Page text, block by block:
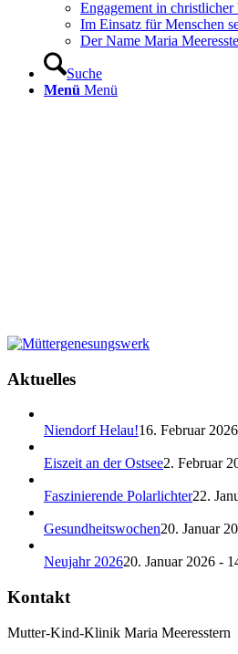
Engagement in
Im Einsatz für Menschen
Der Name Maria
Suche
Menü Menü
Aktuelles
Niendorf Helau!16. Februar
Eiszeit an der Ostsee2. Februar
Faszinierende Polarlichter22.
Gesundheitswochen20. Januar
Neujahr 202620. Januar 2026 -
Kontakt
Mutter-Kind-Klinik Maria Meeresstern